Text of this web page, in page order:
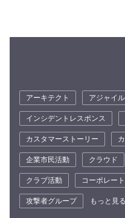
アーキテクト アジャイ
インシデントレスポンス
カスタマーストーリー
企業市民活動
クラウド
クラブ活動
コーポレート
攻撃者グループ
もっと見